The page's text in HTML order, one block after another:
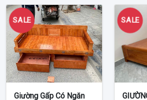
SALE
Giường Gấp Có Ngăn
SALE